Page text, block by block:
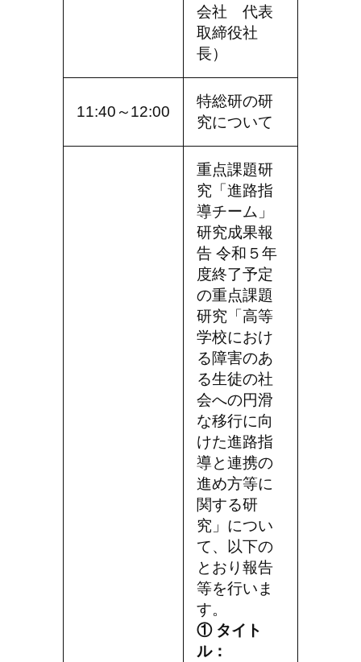
会社 代表
取締役社
長）
11:40～12:00
特総研の研
究について
重点課題研
究「進路指
導チーム」
研究成果報
告 令和５年
度終了予定
の重点課題
研究「高等
学校におけ
る障害のあ
る生徒の社
会への円滑
な移行に向
けた進路指
導と連携の
進め方等に
関する研
究」につい
て、以下の
とおり報告
等を行いま
す。
① タイト
ル：